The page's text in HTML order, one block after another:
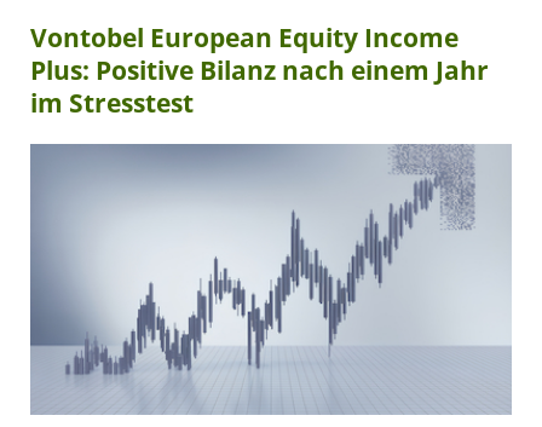
Vontobel European Equity Income
Plus: Positive Bilanz nach einem Jahr
im Stresstest